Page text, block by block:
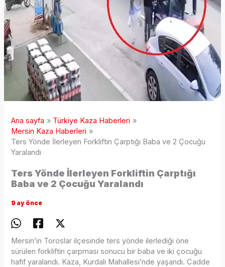
Ana sayfa
Türkiye Kaza Haberleri
Mersin Kaza Haberleri
Ters Yönde İlerleyen Forkliftin Çarptığı Baba ve 2 Çocuğu
Yaralandı
Ters Yönde İlerleyen Forkliftin Çarptığı
Baba ve 2 Çocuğu Yaralandı
9 ay önce
Mersin’in Toroslar ilçesinde ters yönde ilerlediği öne
sürülen forkliftin çarpması sonucu bir baba ve iki çocuğu
hafif yaralandı. Kaza, Kurdali Mahallesi’nde yaşandı. Cadde